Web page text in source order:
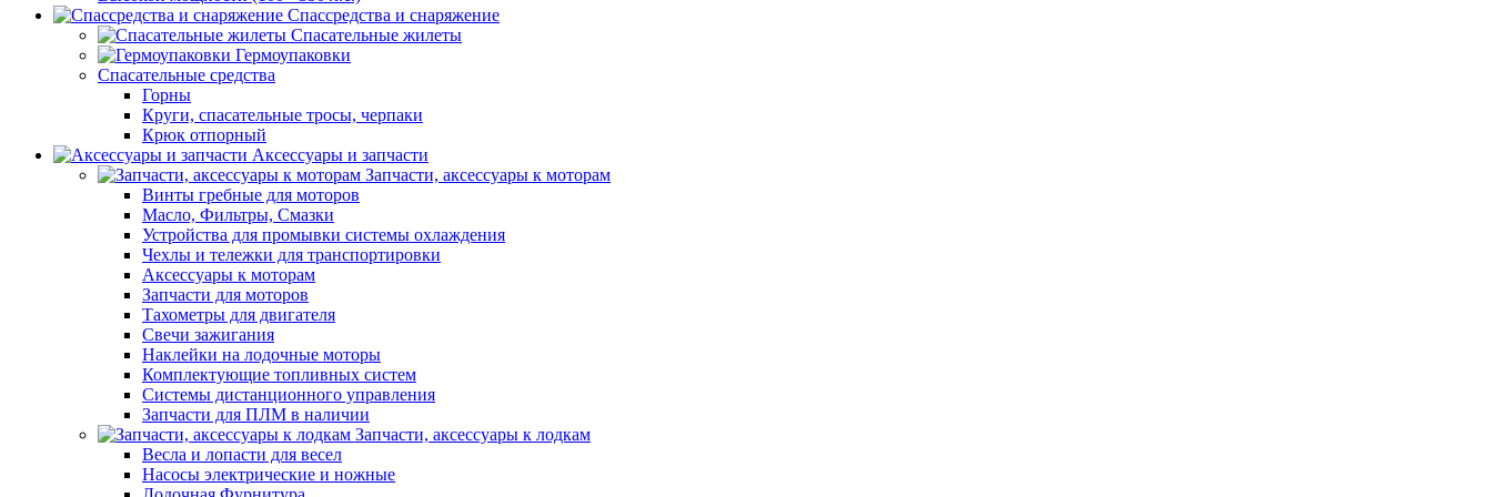
Спассредства и снаряжение
Спасательные жилеты
Гермоупаковки
Спасательные средства
Горны
Круги, спасательные тросы, черпаки
Крюк отпорный
Аксессуары и запчасти
Запчасти, аксессуары к моторам
Винты гребные для моторов
Масло, Фильтры, Смазки
Устройства для промывки системы охлаждения
Чехлы и тележки для транспортировки
Аксессуары к моторам
Запчасти для моторов
Тахометры для двигателя
Свечи зажигания
Наклейки на лодочные моторы
Комплектующие топливных систем
Системы дистанционного управления
Запчасти для ПЛМ в наличии
Запчасти, аксессуары к лодкам
Весла и лопасти для весел
Насосы электрические и ножные